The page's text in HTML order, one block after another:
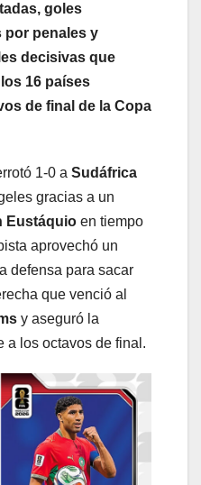
goles
por penales y
decisivas que
16 países
de final de la Copa
1-0 a Sudáfrica
gracias a un
Eustáquio en tiempo
aprovechó un
defensa para sacar
que venció al
y aseguró la
a los octavos de final.